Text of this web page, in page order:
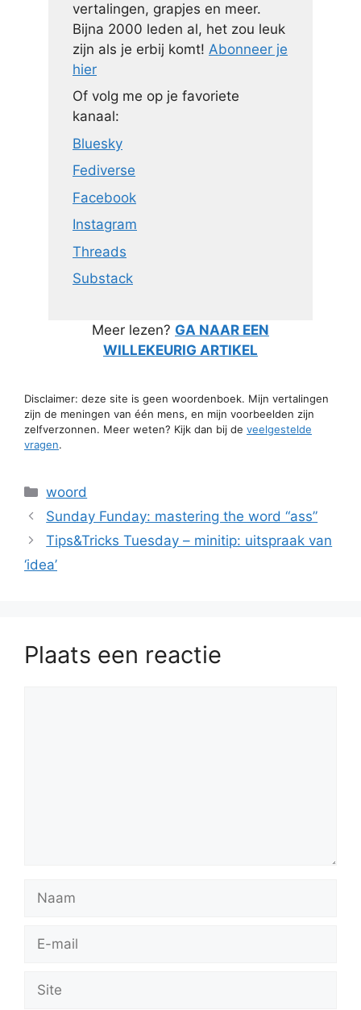
vertalingen, grapjes en meer.
Bijna 2000 leden al, het zou leuk
zijn als je erbij komt! Abonneer je
hier
Of volg me op je favoriete
kanaal:
Bluesky
Fediverse
Facebook
Instagram
Threads
Substack
Meer lezen? GA NAAR EEN
WILLEKEURIG ARTIKEL
Disclaimer: deze site is geen woordenboek. Mijn vertalingen
zijn de meningen van één mens, en mijn voorbeelden zijn
zelfverzonnen. Meer weten? Kijk dan bij de veelgestelde
vragen.
Categorieën
woord
Sunday Funday: mastering the word “ass”
Tips&Tricks Tuesday – minitip: uitspraak van
‘idea’
Plaats een reactie
Naam
Site